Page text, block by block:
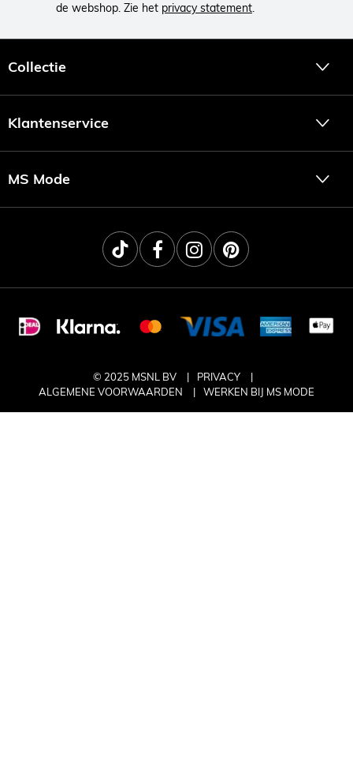
de webshop. Zie het privacy statement.
Collectie
Klantenservice
MS Mode
© 2025 MSNL BV
PRIVACY
ALGEMENE VOORWAARDEN
WERKEN BIJ MS MODE